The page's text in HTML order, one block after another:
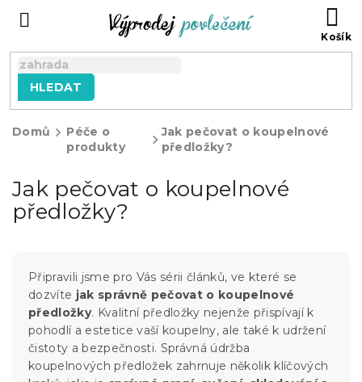
HLEDAT
Domů
Péče o
produkty
Jak pečovat o koupelnové
předložky?
Jak pečovat o koupelnové
předložky?
Připravili jsme pro Vás sérii článků, ve které se
dozvíte jak správně pečovat o koupelnové
předložky. Kvalitní předložky nejenže přispívají k
pohodlí a estetice vaší koupelny, ale také k udržení
čistoty a bezpečnosti. Správná údržba
koupelnových předložek zahrnuje několik klíčových